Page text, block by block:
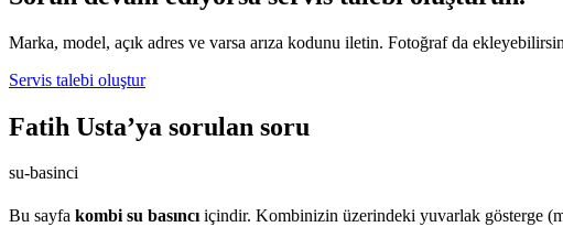
Marka, model, açık adres ve varsa arıza kodunu iletin. Fotoğraf da
Servis talebi oluştur
Fatih Usta’ya sorulan soru
su-basinci
Bu sayfa kombi su basıncıiçindir. Kombinizin üzerindeki yuvarlak gösterge